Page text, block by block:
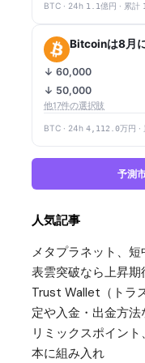
BTC · 24h 1.1億円 · 累計
Bitcoinは8月
↓ 60,000
↓ 50,000
他17件の選択肢
BTC · 24h 4,112.0万円 ·
予測
人気記事
メタプラネット、
表雲突破なら上昇期
Trust Wallet（トラ
定や入金・出金方
リミックスポイン
本に組み入れ